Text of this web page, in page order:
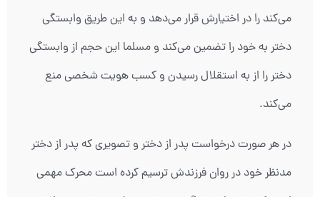
می‌کند را در اختیارش قرار می‌دهد و به این طریق وابستگی
دختر به خود را تضمین می‌کند و مسلما این حجم از وابستگی
دختر را از به استقلال رسیدن و کسب هویت شخصی منع
می‌کند.
در هر صورت درخواست پدر از دختر و تصویری که پدر از دختر
مدنظر خود در روان فرزندش ترسیم کرده است محرک مهمی